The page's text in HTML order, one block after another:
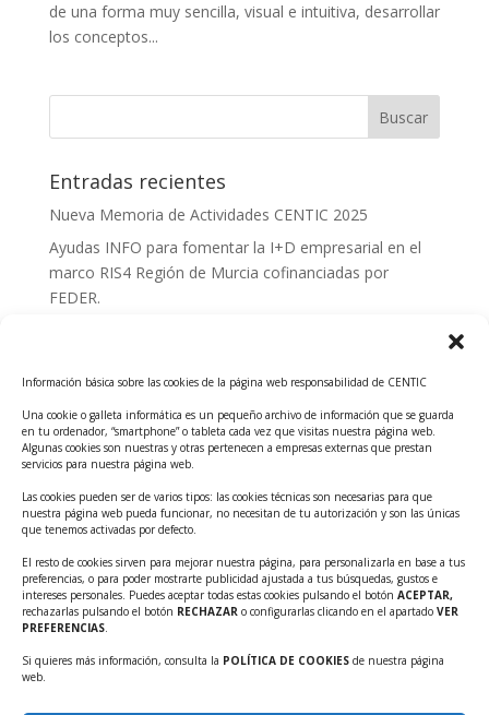
Información básica sobre las cookies de la página web responsabilidad de CENTIC
Una cookie o galleta informática es un pequeño archivo de información que se guarda
en tu ordenador, “smartphone” o tableta cada vez que visitas nuestra página web.
Algunas cookies son nuestras y otras pertenecen a empresas externas que prestan
servicios para nuestra página web.
Las cookies pueden ser de varios tipos: las cookies técnicas son necesarias para que
nuestra página web pueda funcionar, no necesitan de tu autorización y son las únicas
que tenemos activadas por defecto.
El resto de cookies sirven para mejorar nuestra página, para personalizarla en base a tus
preferencias, o para poder mostrarte publicidad ajustada a tus búsquedas, gustos e
intereses personales. Puedes aceptar todas estas cookies pulsando el botón ACEPTAR,
rechazarlas pulsando el botón RECHAZAR o configurarlas clicando en el apartado VER
PREFERENCIAS.
Si quieres más información, consulta la POLÍTICA DE COOKIES de nuestra página
web.
de una forma muy sencilla, visual e intuitiva, desarrollar
los conceptos...
Entradas recientes
Nueva Memoria de Actividades CENTIC 2025
Ayudas INFO para fomentar la I+D empresarial en el
marco RIS4 Región de Murcia cofinanciadas por
FEDER.
Tecnológicos 2ª ed.
Ayudas INFO para el apoyo a las empresas
innovadoras con potencial tecnológico y escalables
Convocatoria Cheque de Innovación. Ayudas INFO
para la contratación de servicios de Innovación y
Competitividad
Cheque Inversión del INFO. Ayudas para la
contratación de servicios de Innovación y
Competitividad para apoyar rondas de financiación.
Inscripciones abiertas!!